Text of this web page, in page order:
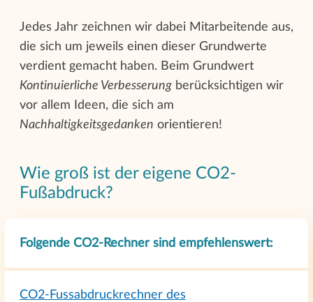
Jedes Jahr zeichnen wir dabei Mitarbeitende aus,
die sich um jeweils einen dieser Grundwerte
verdient gemacht haben. Beim Grundwert
Kontinuierliche Verbesserung berücksichtigen wir
vor allem Ideen, die sich am
Nachhaltigkeitsgedanken orientieren!
Wie groß ist der eigene CO2-
Fußabdruck?
Folgende CO2-Rechner sind empfehlenswert:
CO2-Fussabdruckrechner des